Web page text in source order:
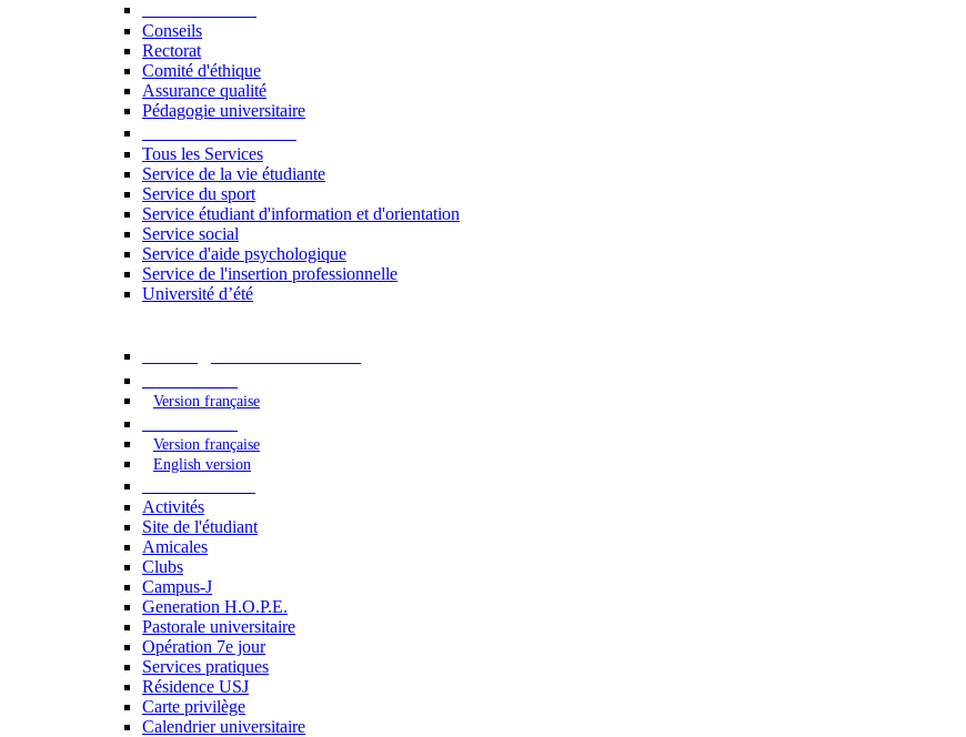
Conseils
Rectorat
Comité d'éthique
Assurance qualité
Pédagogie universitaire
Tous les Services
Service de la vie étudiante
Service du sport
Service étudiant d'information et d'orientation
Service social
Service d'aide psychologique
Service de l'insertion professionnelle
Université d’été
Version française
Version française
English version
Activités
Site de l'étudiant
Amicales
Clubs
Campus-J
Generation H.O.P.E.
Pastorale universitaire
Opération 7e jour
Services pratiques
Résidence USJ
Carte privilège
Calendrier universitaire